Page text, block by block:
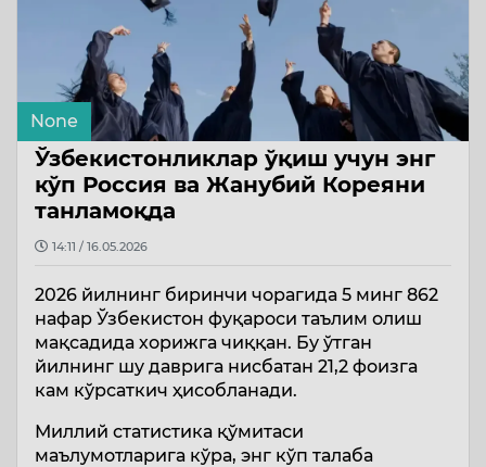
None
Ўзбекистонликлар ўқиш учун энг
кўп Россия ва Жанубий Кореяни
танламоқда
14:11 / 16.05.2026
2026 йилнинг биринчи чорагида 5 минг 862
нафар Ўзбекистон фуқароси таълим олиш
мақсадида хорижга чиққан. Бу ўтган
йилнинг шу даврига нисбатан 21,2 фоизга
кам кўрсаткич ҳисобланади.
Миллий статистика қўмитаси
маълумотларига кўра, энг кўп талаба